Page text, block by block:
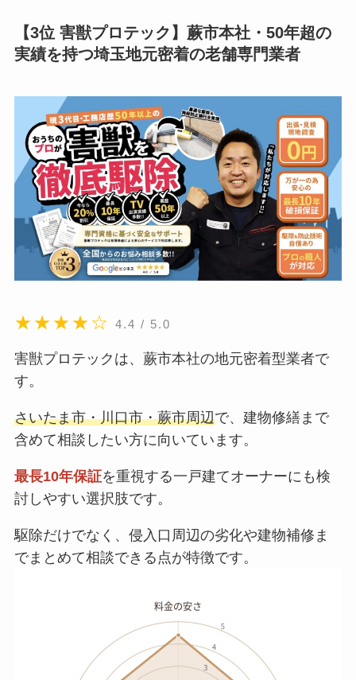
【3位 害獣プロテック】蕨市本社・50年超の
実績を持つ埼玉地元密着の老舗専門業者
★★★★☆ 4.4 / 5.0
害獣プロテックは、蕨市本社の地元密着型業者で
す。
さいたま市・川口市・蕨市周辺で、建物修繕まで
含めて相談したい方に向いています。
最長10年保証を重視する一戸建てオーナーにも検
討しやすい選択肢です。
駆除だけでなく、侵入口周辺の劣化や建物補修ま
でまとめて相談できる点が特徴です。